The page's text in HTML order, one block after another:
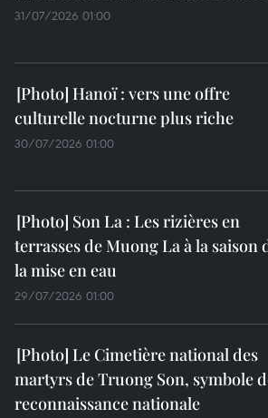
31/07/2026 01:00
Hanoï : vers une offre
culturelle nocturne plus riche
30/07/2026 01:00
Son La : Les rizières en
terrasses de Muong La à la saison
la mise en eau
29/07/2026 01:00
Le Cimetière national des
martyrs de Truong Son, symbole
reconnaissance nationale